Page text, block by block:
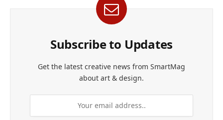
Subscribe to Updates
Get the latest creative news from SmartMag
about art & design.